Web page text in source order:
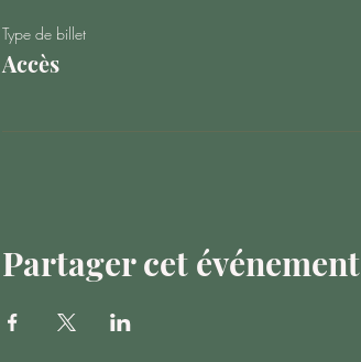
Type de billet
Accès
Partager cet événement